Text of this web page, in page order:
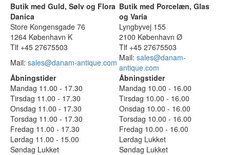
Butik med Guld, Sølv og Flora
Danica
Butik med Porcelæn, Glas
og Varia
Store Kongensgade 76
Lyngbyvej 155
1264 København K
2100 København Ø
Tlf +45 27675503
Tlf +45 27675503
Mail: sales@danam-antique.com Mail: sales@danam-
antique.com
Åbningstider
Åbningstider
Mandag 11.00 - 17.30
Mandag 10.00 - 16.00
Tirsdag 11.00 - 17.30
Tirsdag 10.00 - 16.00
Onsdag 11.00 - 17.30
Onsdag 10.00 - 16.00
Torsdag 11.00 - 17.30
Torsdag 10.00 - 16.00
Fredag 11.00 - 17.30
Fredag 10.00 - 16.00
Lørdag 11.00 - 15.00
Lørdag Lukket
Søndag Lukket
Søndag Lukket